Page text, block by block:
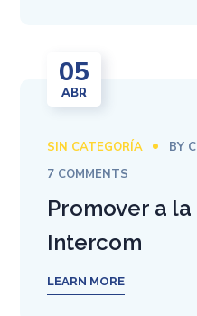
05
ABR
SIN CATEGORÍA BY
7 COMMENTS
Promover a la
Intercom
LEARN MORE